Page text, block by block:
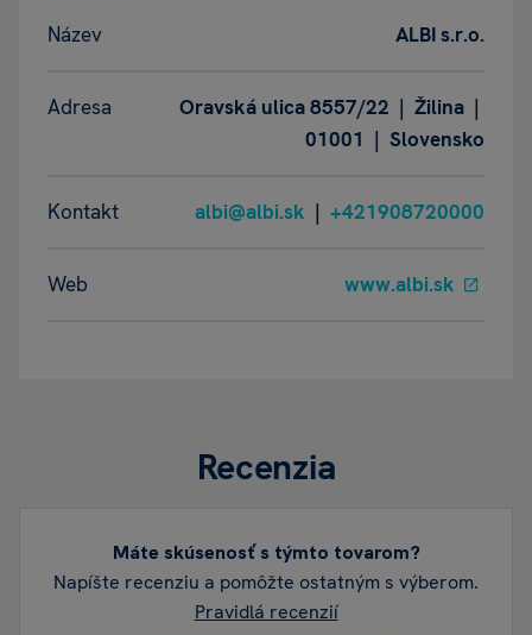
Název ALBI s.r.o.
Adresa
Oravská ulica 8557/22 | Žilina |
01001 | Slovensko
Kontakt albi@albi.sk | +421908720000
Web www.albi.sk
Recenzia
Máte skúsenosť s týmto tovarom?
Napíšte recenziu a pomôžte ostatným s výberom.
Pravidlá recenzií